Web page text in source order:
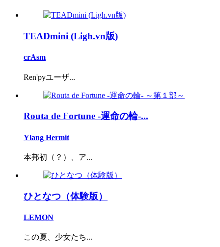
TEADmini (Ligh.vn版)
crAsm
Ren'pyユーザ...
Routa de Fortune -運命の輪-...
Ylang Hermit
本邦初（？）、ア...
ひとなつ（体験版）
LEMON
この夏、少女たち...